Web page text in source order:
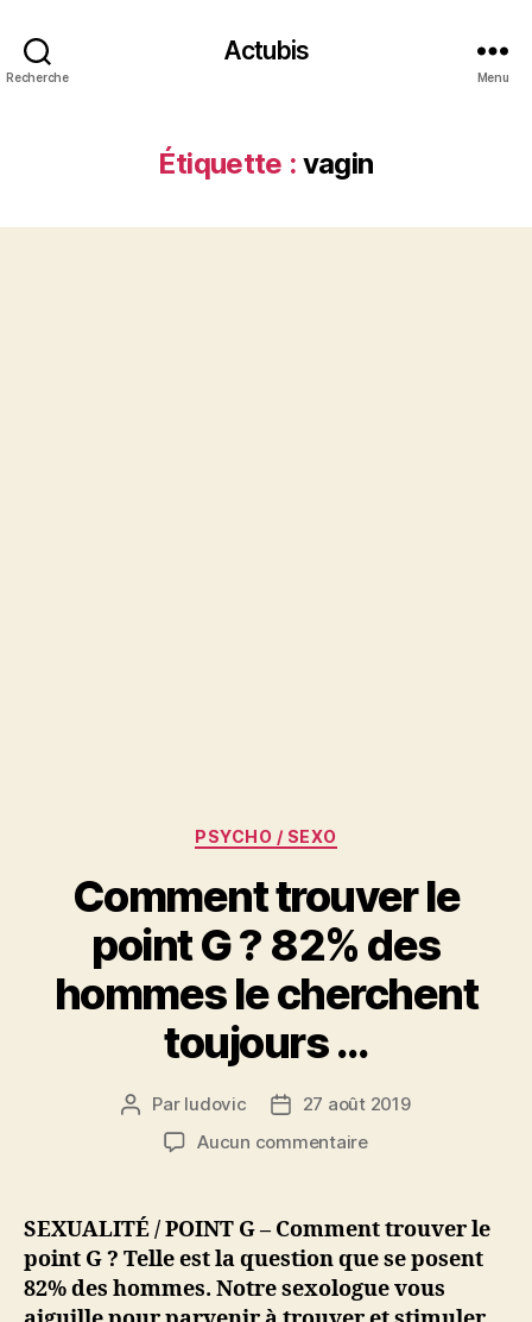
Recherche
Actubis
Menu
Étiquette : vagin
Catégories
PSYCHO / SEXO
Comment trouver le
point G ? 82% des
hommes le cherchent
toujours …
Auteur
l’article
Par ludovic
Date27 août 2019
Aucun commentairesur
le
G
?
SEXUALITÉ / POINT G – Comment trouver le
point G ? Telle est la question que se posent
82% des hommes. Notre sexologue vous